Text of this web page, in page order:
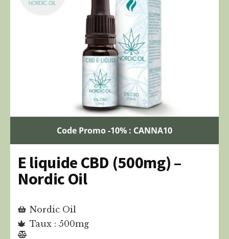
Code Promo -10% : CANNA10
E liquide CBD (500mg) –
Nordic Oil
Nordic Oil
Taux : 500mg